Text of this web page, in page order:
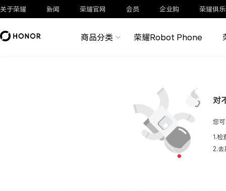
关于荣耀 新闻 荣耀官网 会员 企业购 荣耀俱
商品分类 荣耀Robot Phone
对
您
1.检
2.去